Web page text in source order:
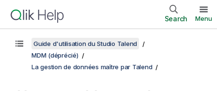
Search Menu
Guide d'utilisation du Studio Talend
MDM (déprécié)
La gestion de données maître par Talend